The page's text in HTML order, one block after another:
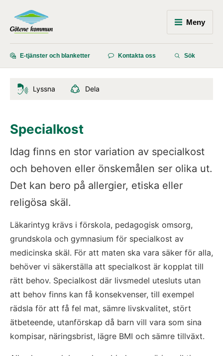
Meny
E-tjänster och blanketter Kontakta oss Sök
Lyssna Dela
Specialkost
Idag finns en stor variation av specialkost
och behoven eller önskemålen ser olika ut.
Det kan bero på allergier, etiska eller
religösa skäl.
Läkarintyg krävs i förskola, pedagogisk omsorg,
grundskola och gymnasium för specialkost av
medicinska skäl. För att maten ska vara säker för alla,
behöver vi säkerställa att specialkost är kopplat till
rätt behov. Specialkost där livsmedel utesluts utan
att behov finns kan få konsekvenser, till exempel
rädsla för att få fel mat, sämre livskvalitet, stört
ätbeteende, utanförskap då barn vill vara som sina
kompisar, näringsbrist, lägre BMI och sämre tillväxt.